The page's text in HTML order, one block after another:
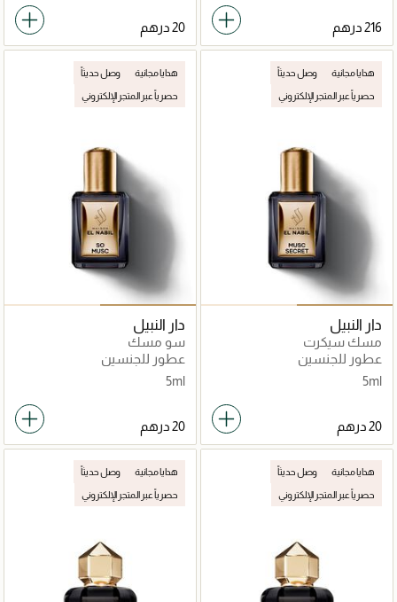
هدايا مجانية وصل حديثاً
حصرياً عبر المتجر الإلكتروني
دار النبيل
مسك سيكرت
عطور للجنسين
5ml
هدايا مجانية وصل حديثاً
حصرياً عبر المتجر الإلكتروني
دار النبيل
سو مسك
عطور للجنسين
5ml
هدايا مجانية وصل حديثاً
حصرياً عبر المتجر الإلكتروني
هدايا مجانية وصل حديثاً
حصرياً عبر المتجر الإلكتروني